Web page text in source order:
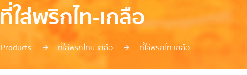
ที่ใส่พริกไท-เกลือ
Products ที่ใส่พริกไทย-เกลือ ที่ใส่พริกไท-เกลือ